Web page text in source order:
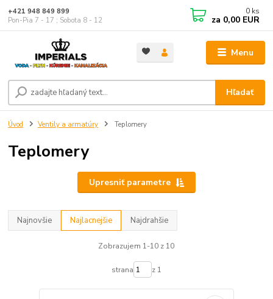
Menu
Hľadať
+421 948 849 899
Pon-Pia 7 - 17 ; Sobota 8 - 12
0 ks
za 0,00 EUR
Úvod Ventily a armatúry Teplomery
Teplomery
Upresniť parametre
Najnovšie Najlacnejšie Najdrahšie
Zobrazujem 1-10 z 10
strana z 1